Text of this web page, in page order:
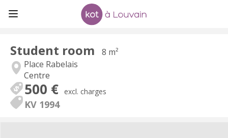
Student room
8 m²
Place Rabelais
Centre
500 € excl. charges
KV 1994